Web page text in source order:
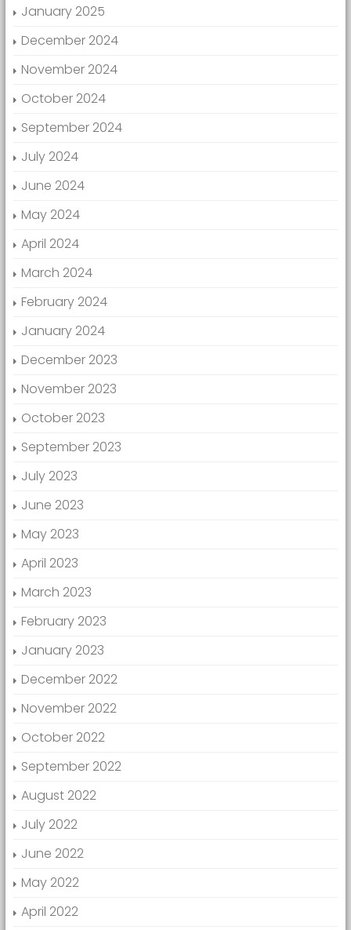
January 2025
December 2024
November 2024
October 2024
September 2024
July 2024
June 2024
May 2024
April 2024
March 2024
February 2024
January 2024
December 2023
November 2023
October 2023
September 2023
July 2023
June 2023
May 2023
April 2023
March 2023
February 2023
January 2023
December 2022
November 2022
October 2022
September 2022
August 2022
July 2022
June 2022
May 2022
April 2022